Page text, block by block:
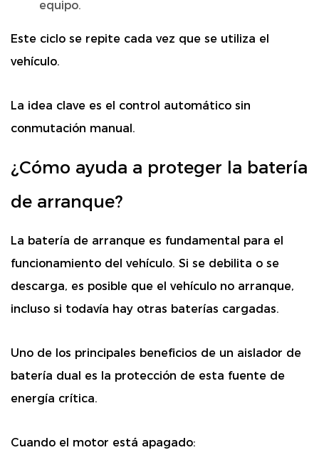
equipo.
Este ciclo se repite cada vez que se utiliza el
vehículo.
La idea clave es el control automático sin
conmutación manual.
¿Cómo ayuda a proteger la batería
de arranque?
La batería de arranque es fundamental para el
funcionamiento del vehículo. Si se debilita o se
descarga, es posible que el vehículo no arranque,
incluso si todavía hay otras baterías cargadas.
Uno de los principales beneficios de un aislador de
batería dual es la protección de esta fuente de
energía crítica.
Cuando el motor está apagado: